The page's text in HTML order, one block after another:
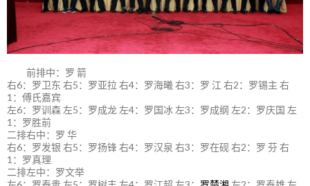
前排中：罗 箭
右6：罗卫东 右5：罗亚拉 右4：罗海曦 右3：罗 江 右2：罗锡主 右
1：傅氏嘉宾
左6：罗训森 左5：罗成龙 左4：罗国冰 左3：罗成纲 左2：罗庆国 左
1：罗胜前
二排右中：罗 华
右6：罗发银 右5：罗扬锋 右4：罗汉泉 右3：罗在砚 右2：罗 芬 右
1：罗真理
二排左中：罗文举